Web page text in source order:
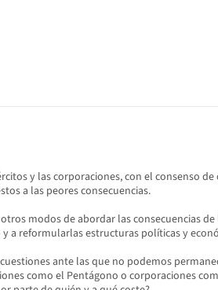
y las corporaciones, con el consenso
a las peores consecuencias.
modos de abordar las consecuencias
a reformularlas estructuras políticas y
ante las que no podemos
como el Pentágono o corporaciones